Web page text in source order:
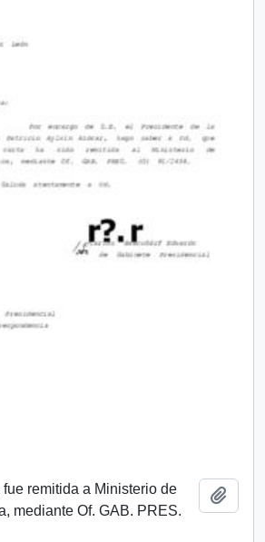
fue remitida a Ministerio de
mediante Of. GAB. PRES.